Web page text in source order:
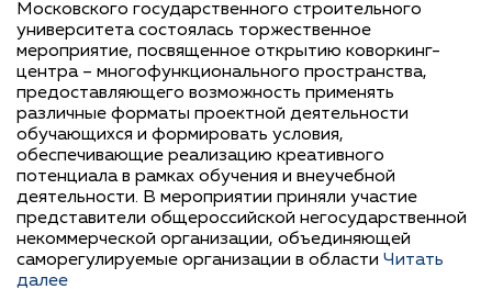
Московского государственного строительного
университета состоялась торжественное
мероприятие, посвященное открытию коворкинг-
центра – многофункционального пространства,
предоставляющего возможность применять
различные форматы проектной деятельности
обучающихся и формировать условия,
обеспечивающие реализацию креативного
потенциала в рамках обучения и внеучебной
деятельности. В мероприятии приняли участие
представители общероссийской негосударственной
некоммерческой организации, объединяющей
саморегулируемые организации в области Читать
далее